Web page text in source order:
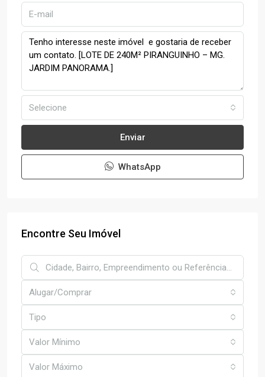
Selecione
Enviar
WhatsApp
Encontre Seu Imóvel
Alugar/Comprar
Tipo
Valor Mínimo
Valor Máximo